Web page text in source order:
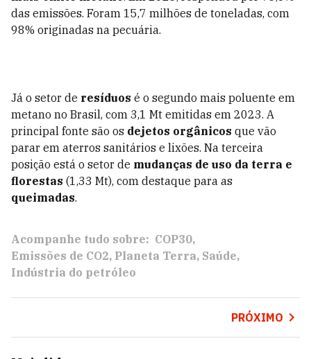
das emissões. Foram 15,7 milhões de toneladas, com
98% originadas na pecuária.
Já o setor de resíduos é o segundo mais poluente em
metano no Brasil, com 3,1 Mt emitidas em 2023. A
principal fonte são os dejetos orgânicos que vão
parar em aterros sanitários e lixões. Na terceira
posição está o setor de mudanças de uso da terra e
florestas (1,33 Mt), com destaque para as
queimadas.
Acompanhe tudo sobre: COP30
Emissões de CO2 Planeta Terra Saúde
Indústria do petróleo
PRÓXIMO